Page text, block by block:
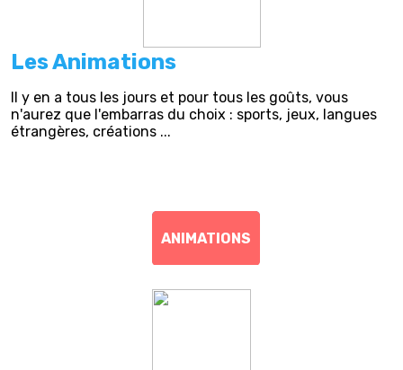
Les Animations
Il y en a tous les jours et pour tous les goûts, vous
n'aurez que l'embarras du choix : sports, jeux, langues
étrangères, créations ...
ANIMATIONS